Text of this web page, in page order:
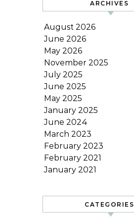
ARCHIVES
August 2026
June 2026
May 2026
November 2025
July 2025
June 2025
May 2025
January 2025
June 2024
March 2023
February 2023
February 2021
January 2021
CATEGORIES